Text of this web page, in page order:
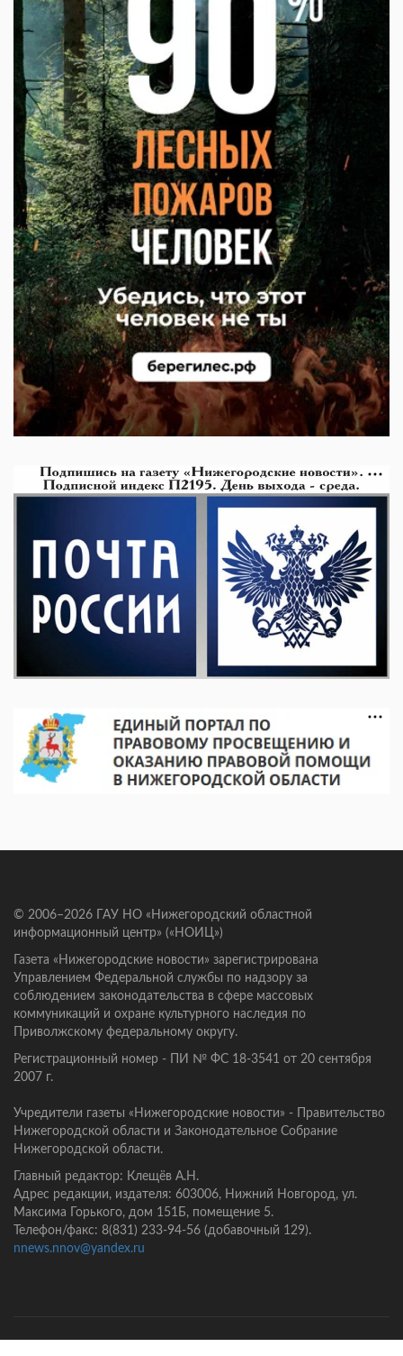
© 2006–2026 ГАУ НО «Нижегородский областной
информационный центр» («НОИЦ»)
Газета «Нижегородские новости» зарегистрирована
Управлением Федеральной службы по надзору за
соблюдением законодательства в сфере массовых
коммуникаций и охране культурного наследия по
Приволжскому федеральному округу.
Регистрационный номер - ПИ № ФС 18-3541 от 20 сентября
2007 г.
Учредители газеты «Нижегородские новости» - Правительство
Нижегородской области и Законодательное Собрание
Нижегородской области.
Главный редактор: Клещёв А.Н.
Адрес редакции, издателя: 603006, Нижний Новгород, ул.
Максима Горького, дом 151Б, помещение 5.
Телефон/факс: 8(831) 233-94-56 (добавочный 129).
nnews.nnov@yandex.ru